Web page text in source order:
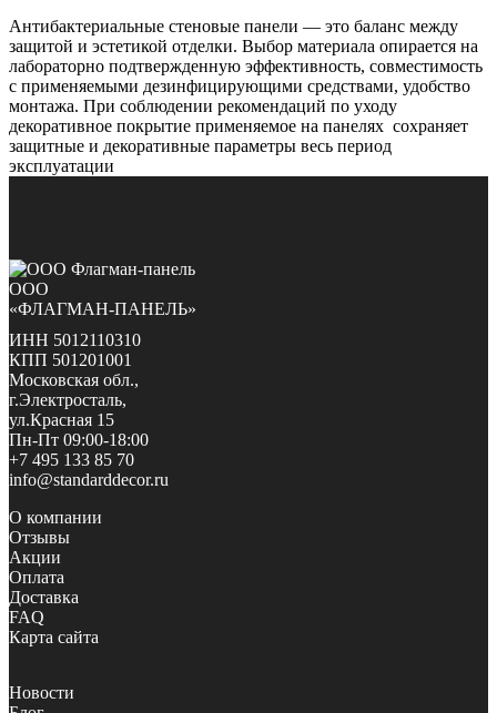
Антибактериальные стеновые панели — это баланс между
защитой и эстетикой отделки. Выбор материала опирается на
лабораторно подтвержденную эффективность, совместимость
с применяемыми дезинфицирующими средствами, удобство
монтажа. При соблюдении рекомендаций по уходу
декоративное покрытие применяемое на панелях сохраняет
защитные и декоративные параметры весь период
эксплуатации
ООО
«ФЛАГМАН-ПАНЕЛЬ»
ИНН 5012110310
КПП 501201001
Московская обл.,
г.Электросталь,
ул.Красная 15
Пн-Пт 09:00-18:00
+7 495 133 85 70
info@standarddecor.ru
О компании
Отзывы
Акции
Оплата
Доставка
FAQ
Карта сайта
Новости